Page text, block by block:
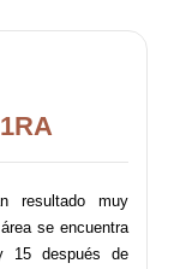
resultado muy
se encuentra
15 después de